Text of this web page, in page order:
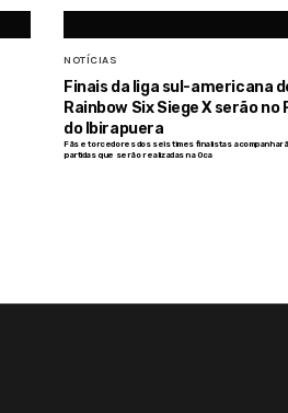
NOTÍCIAS
Finais da liga sul-americana
Rainbow Six Siege X serão no
do Ibirapuera
Fãs e torcedores dos seis times finalistas
partidas que serão realizadas na Oca